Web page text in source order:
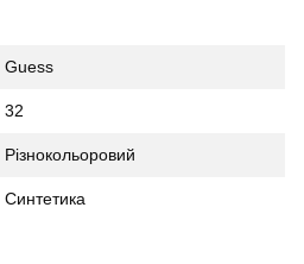
Guess
32
Різнокольоровий
Синтетика